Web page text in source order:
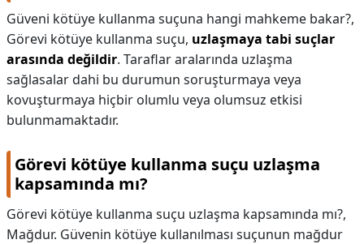
Güveni kötüye kullanma suçuna hangi mahkeme bakar?,
Görevi kötüye kullanma suçu, uzlaşmaya tabi suçlar
arasında değildir. Taraflar aralarında uzlaşma
sağlasalar dahi bu durumun soruşturmaya veya
kovuşturmaya hiçbir olumlu veya olumsuz etkisi
bulunmamaktadır.
Görevi kötüye kullanma suçu uzlaşma
kapsamında mı?
Görevi kötüye kullanma suçu uzlaşma kapsamında mı?,
Mağdur. Güvenin kötüye kullanılması suçunun mağdur